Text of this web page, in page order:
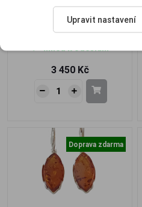
Ihned k odeslání
3 450 Kč
Doprava zdarma
Upravit nastavení